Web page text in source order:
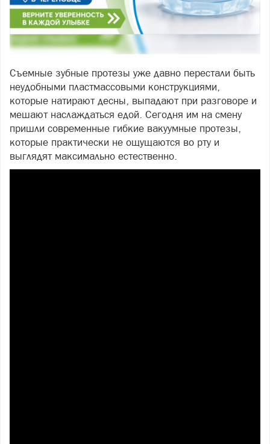
Съемные зубные протезы уже давно перестали быть
неудобными пластмассовыми конструкциями,
которые натирают десны, выпадают при разговоре и
мешают наслаждаться едой. Сегодня им на смену
пришли современные гибкие вакуумные протезы,
которые практически не ощущаются во рту и
выглядят максимально естественно.